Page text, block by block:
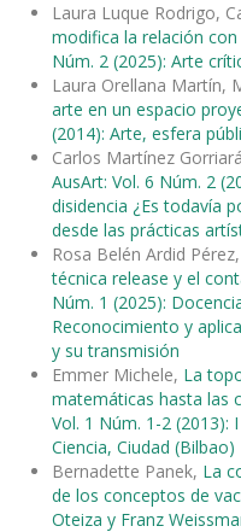
Laura Luque Rodrigo,
modifica la relación
Núm. 2 (2025): Arte
Laura Orellana Martín,
arte en un espacio
(2014): Arte, esfera
Carlos Martínez
AusArt: Vol. 6 Núm. 2
disidencia ¿Es todavía
desde las prácticas
Rosa Belén Ardid
técnica release y el
Núm. 1 (2025):
Reconocimiento y
y su transmisión
Emmer Michele, La
matemáticas hasta las
Vol. 1 Núm. 1-2 (2013):
Ciencia, Ciudad (Bilbao)
Bernadette Panek, La
de los conceptos de
Oteiza y Franz